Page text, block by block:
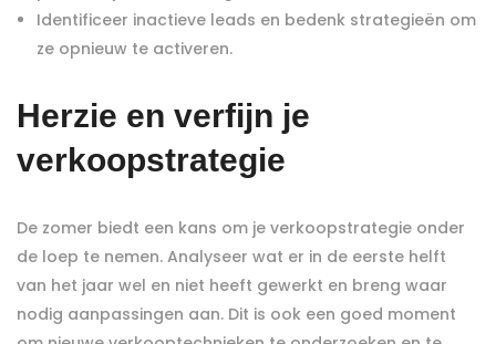
Identificeer inactieve leads en bedenk strategieën om
ze opnieuw te activeren.
Herzie en verfijn je
verkoopstrategie
De zomer biedt een kans om je verkoopstrategie onder
de loep te nemen. Analyseer wat er in de eerste helft
van het jaar wel en niet heeft gewerkt en breng waar
nodig aanpassingen aan. Dit is ook een goed moment